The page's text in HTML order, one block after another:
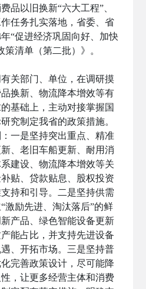
品以旧换新“六大工程”、
任务扎实落地，省委、省
“促进经济巩固向好、加快
清单（第二批）》。
关部门、单位，在调研摸
换新、物流降本增效等有
基础上，主动对接掌握国
究制定我省的政策措施。
一是坚持突出重点、精准
、老旧车船更新、耐用消
建设、物流降本增效等关
贴、贷款贴息、股权投资
持和引导。二是坚持供需
激励先进、淘汰落后”的鲜
产品、绿色智能设备更新
能占比，并支持先进设备
、开拓市场。三是坚持普
完善政策设计，尽可能降
，让更多经营主体和消费